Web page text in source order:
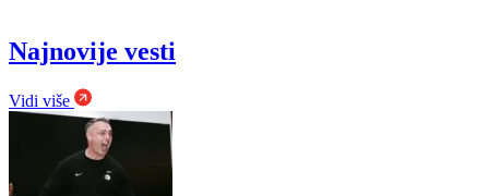
Najnovije vesti
Vidi više